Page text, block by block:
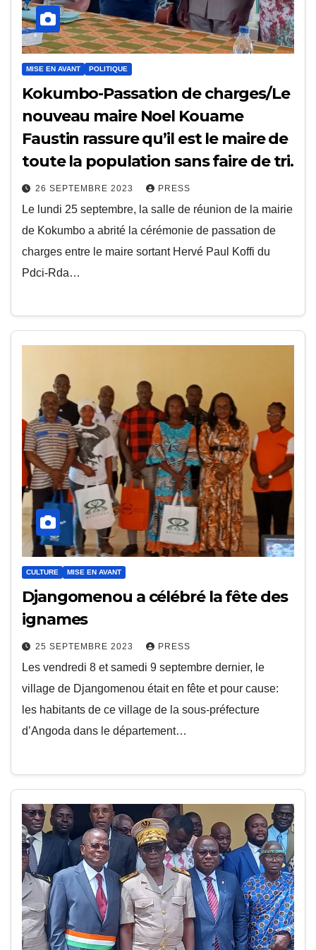
MISE EN AVANT POLITIQUE
Kokumbo-Passation de charges/Le
nouveau maire Noel Kouame
Faustin rassure qu’il est le maire de
toute la population sans faire de tri.
26 SEPTEMBRE 2023 PRESS
Le lundi 25 septembre, la salle de réunion de la mairie
de Kokumbo a abrité la cérémonie de passation de
charges entre le maire sortant Hervé Paul Koffi du
Pdci-Rda…
CULTURE MISE EN AVANT
Djangomenou a célébré la fête des
ignames
25 SEPTEMBRE 2023 PRESS
Les vendredi 8 et samedi 9 septembre dernier, le
village de Djangomenou était en fête et pour cause:
les habitants de ce village de la sous-préfecture
d’Angoda dans le département…